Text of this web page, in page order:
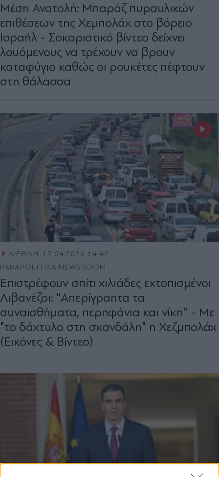
Μέση Ανατολή: Μπαράζ πυραυλικών
επιθέσεων της Χεμπολάχ στο βόρειο
Ισραήλ - Σοκαριστικό βίντεο δείχνει
λουόμενους να τρέχουν να βρουν
καταφύγιο καθώς οι ρουκέτες πέφτουν
στη θάλασσα
ΔΙΕΘΝΗ
17.04.2026 14:42
PARAPOLITIKA NEWSROOM
Επιστρέφουν σπίτι χιλιάδες εκτοπισμένοι
Λιβανέζοι: "Απερίγραπτα τα
συναισθήματα, περηφάνια και νίκη" - Με
"το δάχτυλο στη σκανδάλη" η Χεζμπολάχ
(Εικόνες & Βίντεο)